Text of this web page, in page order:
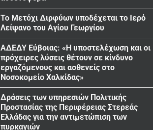
Το Μετόχι Διρφύων υποδέχεται το Ιερό
Λείψανο του Αγίου Γεωργίου
ΑΔΕΔΥ Εύβοιας: «Η υποστελέχωση και οι
πρόχειρες λύσεις θέτουν σε κίνδυνο
εργαζόμενους και ασθενείς στο
Νοσοκομείο Χαλκίδας»
Δράσεις των υπηρεσιών Πολιτικής
Προστασίας της Περιφέρειας Στερεάς
Ελλάδας για την αντιμετώπιση των
πυρκαγιών